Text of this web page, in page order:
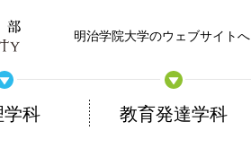
学科 教育発達学科
明治学院大学のウェブサイトへ